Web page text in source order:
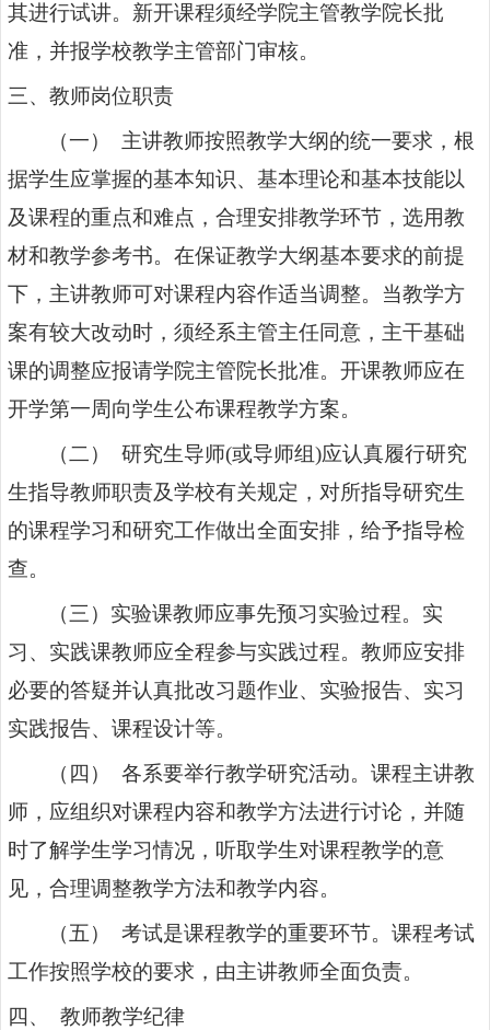
其进行试讲。新开课程须经学院主管教学院长批
准，并报学校教学主管部门审核。
三、教师岗位职责
（一） 主讲教师按照教学大纲的统一要求，根
据学生应掌握的基本知识、基本理论和基本技能以
及课程的重点和难点，合理安排教学环节，选用教
材和教学参考书。在保证教学大纲基本要求的前提
下，主讲教师可对课程内容作适当调整。当教学方
案有较大改动时，须经系主管主任同意，主干基础
课的调整应报请学院主管院长批准。开课教师应在
开学第一周向学生公布课程教学方案。
（二） 研究生导师(或导师组)应认真履行研究
生指导教师职责及学校有关规定，对所指导研究生
的课程学习和研究工作做出全面安排，给予指导检
查。
（三）实验课教师应事先预习实验过程。实
习、实践课教师应全程参与实践过程。教师应安排
必要的答疑并认真批改习题作业、实验报告、实习
实践报告、课程设计等。
（四） 各系要举行教学研究活动。课程主讲教
师，应组织对课程内容和教学方法进行讨论，并随
时了解学生学习情况，听取学生对课程教学的意
见，合理调整教学方法和教学内容。
（五） 考试是课程教学的重要环节。课程考试
工作按照学校的要求，由主讲教师全面负责。
四、 教师教学纪律